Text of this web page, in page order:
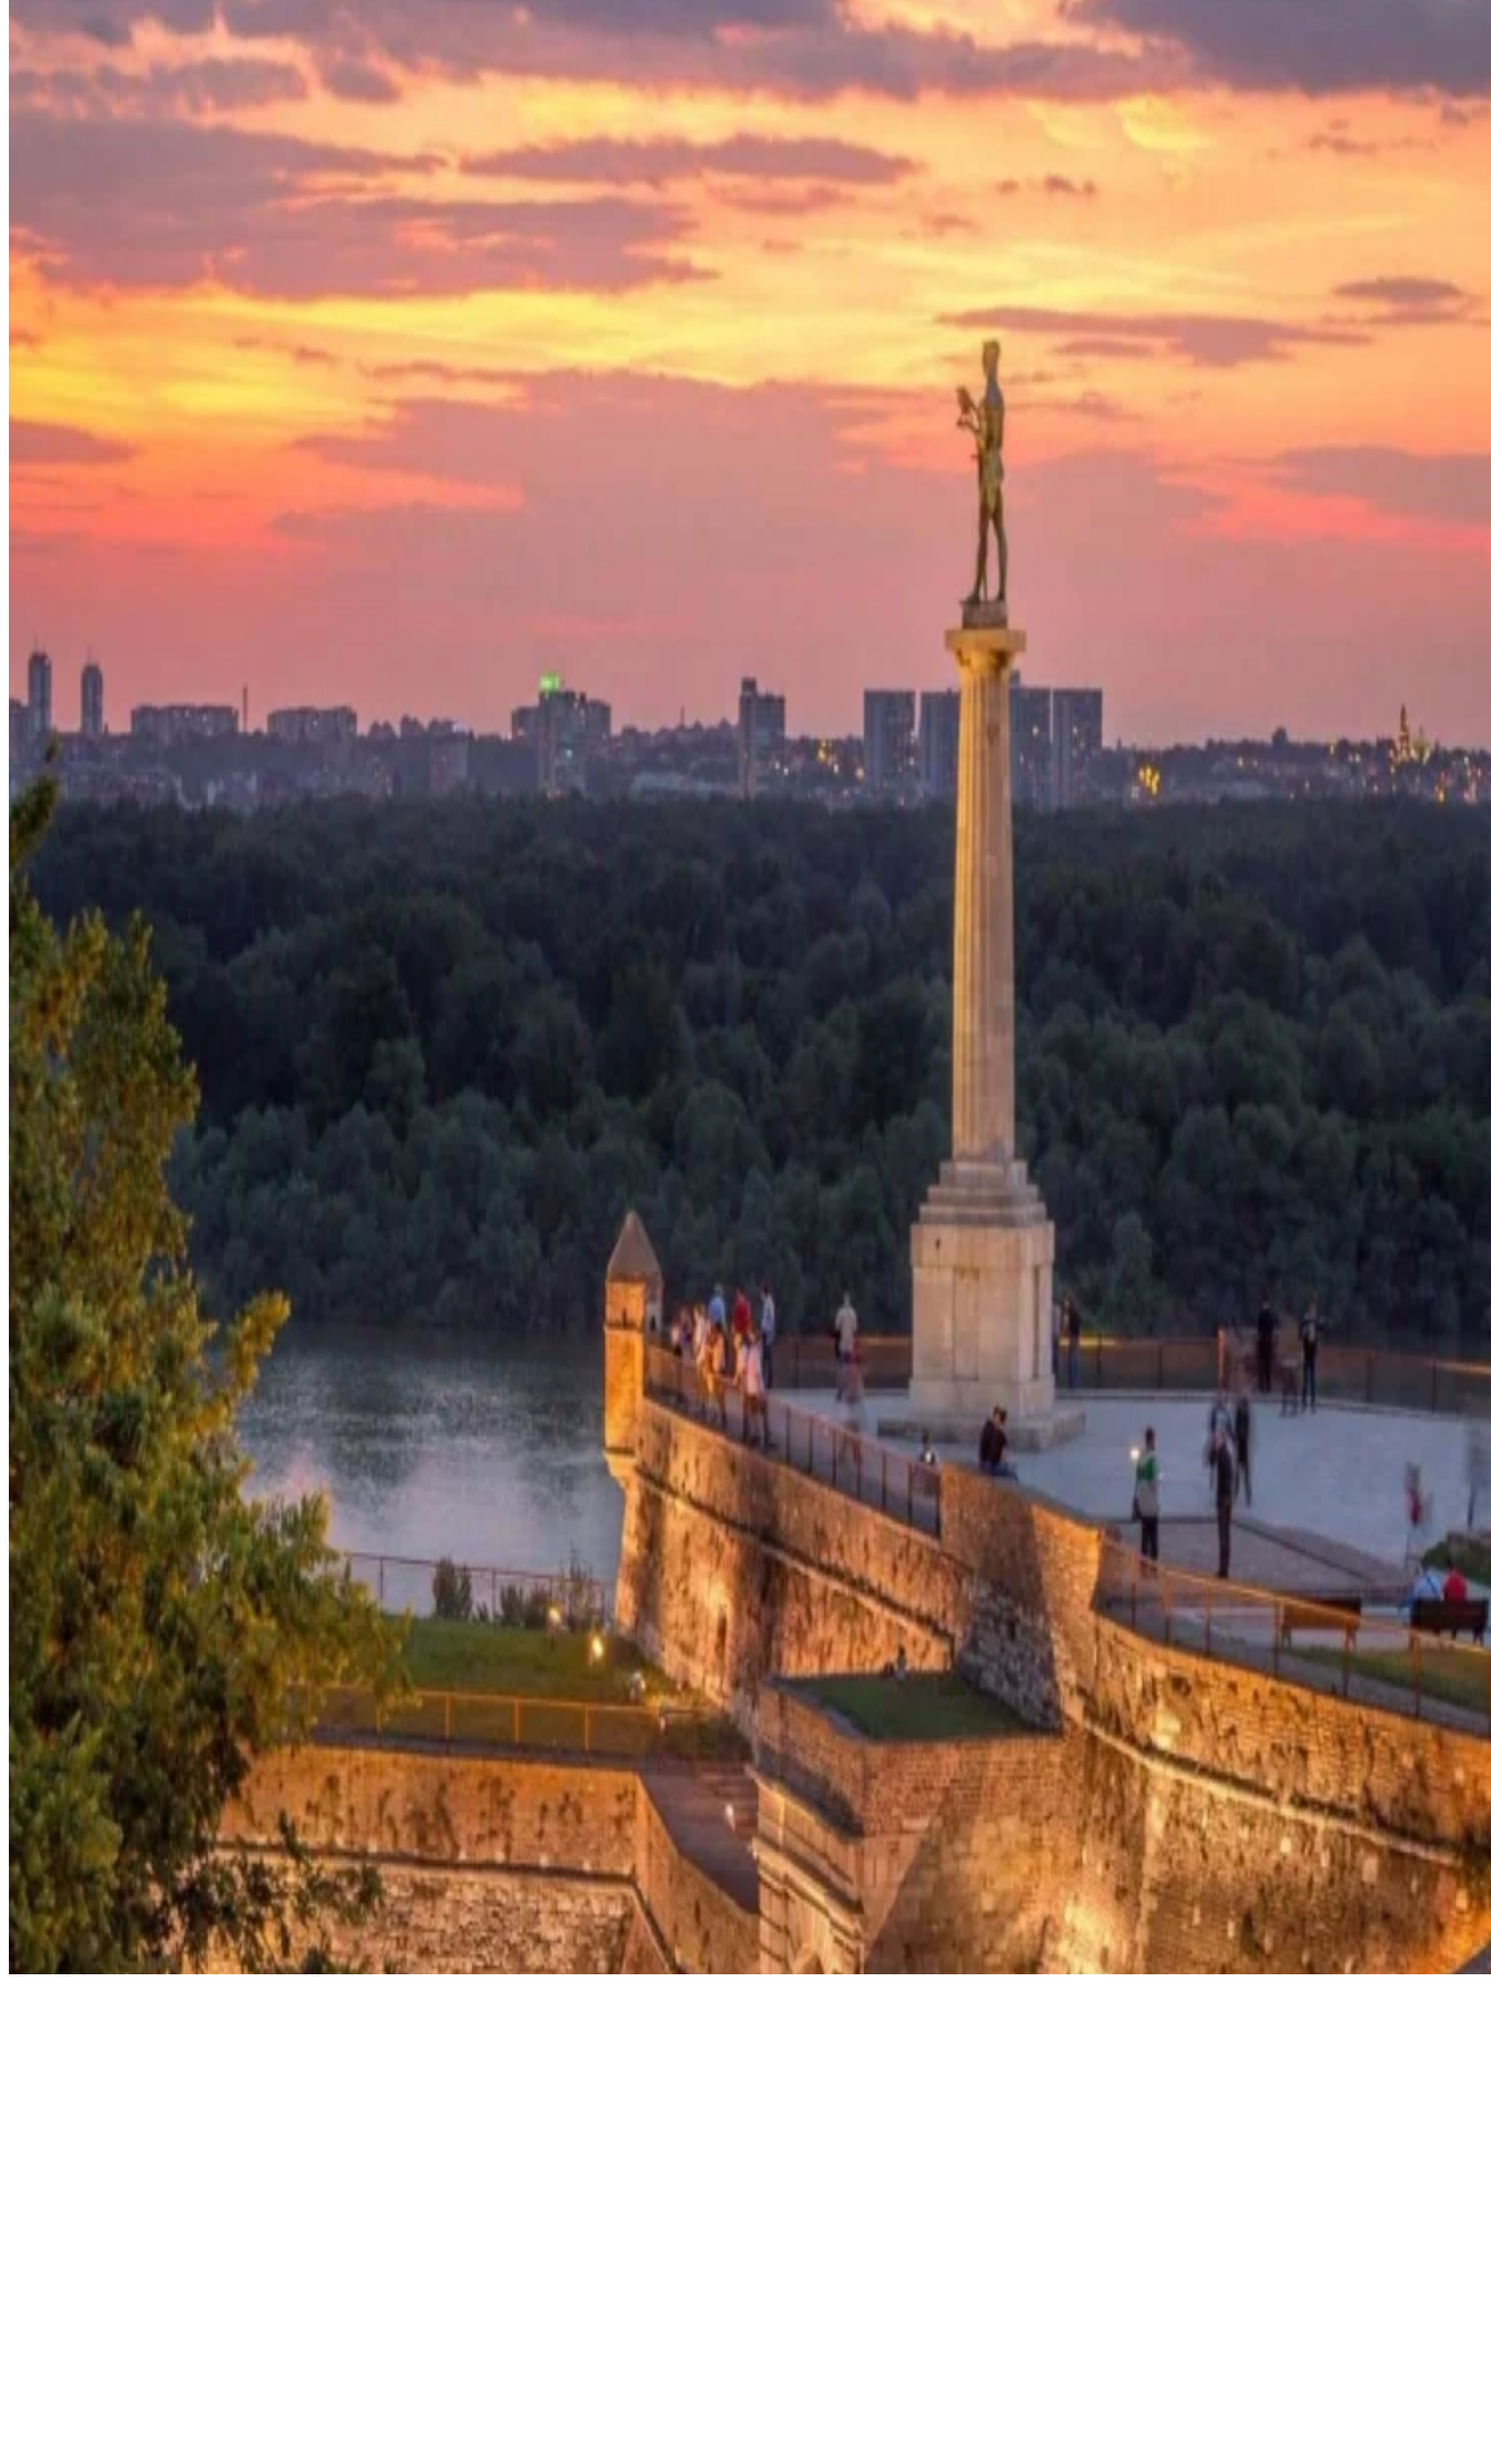
Электронная почта
Я согласен получать периодические письма с новостями и предложениями.
Зарегистрироваться
Регистрируясь, вы соглашаетесь соблюдать Политику конфиденциальности Условия использования
Проживание и впечатления
Узнать больше
Прогулка по аллее памяти
Истории из Бристоля
Исследуйте Белград
Ритейлеры
Пресса
Общее
О нас
Карьера
Медиа
Галерея
Свяжитесь с нами
Политики и другое
Часто задаваемые вопросы
Политика фотосессий
Условия электронной коммерции
Дресс-код
Информация
Согласие на использование файлов cookie
Политика конфиденциальности
Условия и положения
Авторские права © 2026, The Bristol Hotels & Resorts
Забронируйте проживание